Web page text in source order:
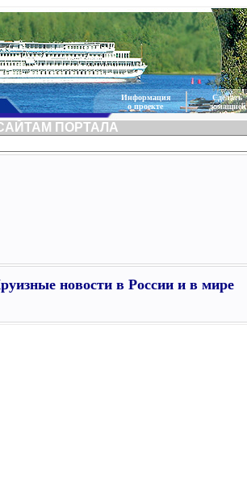
Информация
о проекте
Сделать
домашней
ПОРТАЛА
новости в России и в мире